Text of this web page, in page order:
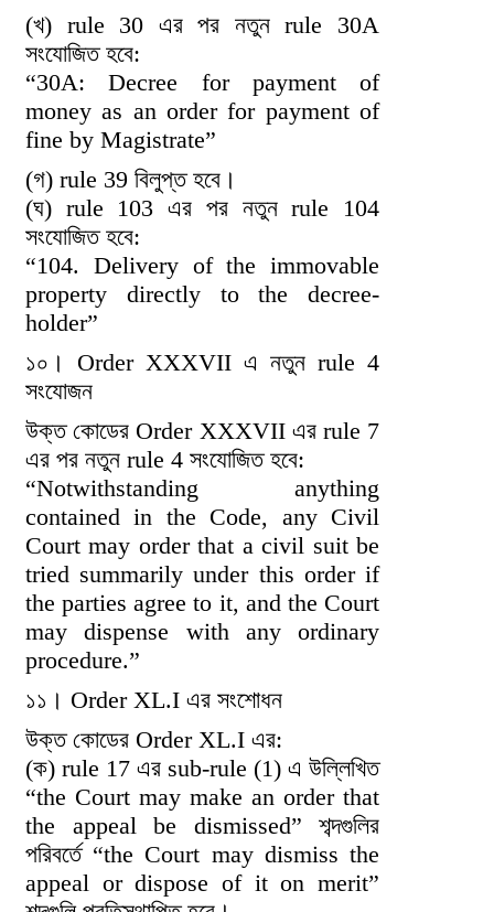
(খ) rule 30 এর পর নতুন rule 30A
সংযোজিত হবে:
“30A: Decree for payment of
money as an order for payment of
fine by Magistrate”
(গ) rule 39 বিলুপ্ত হবে।
(ঘ) rule 103 এর পর নতুন rule 104
সংযোজিত হবে:
“104. Delivery of the immovable
property directly to the decree-
holder”
১০। Order XXXVII এ নতুন rule 4
সংযোজন
উক্ত কোডের Order XXXVII এর rule 7
এর পর নতুন rule 4 সংযোজিত হবে:
“Notwithstanding anything
contained in the Code, any Civil
Court may order that a civil suit be
tried summarily under this order if
the parties agree to it, and the Court
may dispense with any ordinary
procedure.”
১১। Order XL.I এর সংশোধন
উক্ত কোডের Order XL.I এর:
(ক) rule 17 এর sub-rule (1) এ উল্লিখিত
“the Court may make an order that
the appeal be dismissed” শব্দগুলির
পরিবর্তে “the Court may dismiss the
appeal or dispose of it on merit”